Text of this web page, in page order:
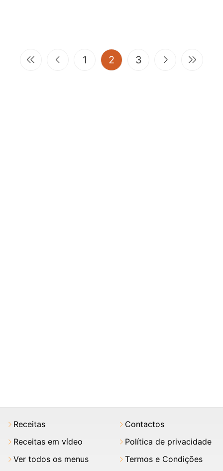
1 2 (current)
3
Receitas
Receitas em vídeo
Ver todos os menus
Contactos
Política de privacidade
Termos e Condições